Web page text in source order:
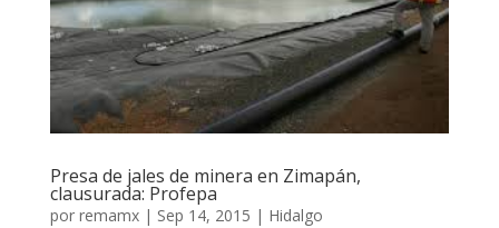
Presa de jales de minera en Zimapán,
clausurada: Profepa
por remamx| Sep 14, 2015 | Hidalgo